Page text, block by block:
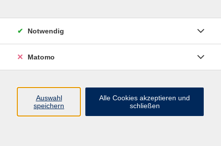
Erich-Kästner-Str. 5
65232 Taunusstein
info@vhs-rtk.de
Tel: 06128-92770
Notwendig
Matomo
Auswahl
speichern
Alle Cookies akzeptieren und
schließen